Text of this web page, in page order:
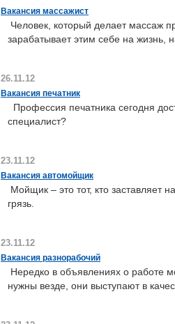
Вакансия массажист
Человек, который делает массаж
зарабатывает этим себе на жизнь,
26.11.12
Вакансия печатник
Профессия печатника сегодня
специалист?
23.11.12
Вакансия автомойщик
Мойщик – это тот, кто заставляет
грязь.
23.11.12
Вакансия разнорабочий
Нередко в объявлениях о работе
нужны везде, они выступают в